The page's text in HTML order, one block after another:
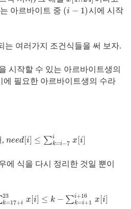
아르바이트 중 (i − 1)
(i−1)
시에 시작
는 여러가지 조건식들을 써 보자.
시작할 수 있는 아르바이트생의
에 필요한 아르바이트생의 수라
, need[ i ≤ ∑i
k=i−7 x [i
need[i ]≤ ∑k =i −7 x i]
에 식을 다시 정리한 것일 뿐이
23
k=17+i x [i] ≤ k − ∑i+16
k=i+1 x [i]
i23 x[ i ]≤k −∑ k= i+ 1i+16x[i]